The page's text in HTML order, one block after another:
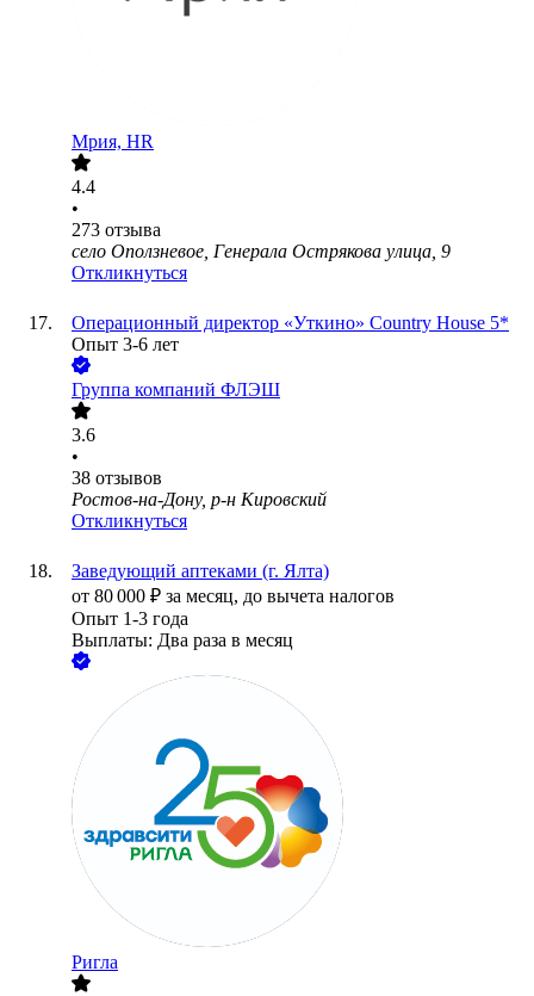
Мрия, HR
4.4
•
273 отзыва
село Оползневое, Генерала Острякова улица, 9
Откликнуться
Операционный директор «Уткино» Country House 5*
Опыт 3-6 лет
Группа компаний ФЛЭШ
3.6
•
38 отзывов
Ростов-на-Дону, р-н Кировский
Откликнуться
Заведующий аптеками (г. Ялта)
от 80 000 ₽ за месяц, до вычета налогов
Опыт 1-3 года
Выплаты: Два раза в месяц
Ригла